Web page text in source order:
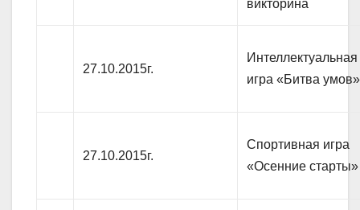
викторина
27.10.2015г.
Интеллектуальная
игра «Битва умов»
27.10.2015г.
Спортивная игра
«Осенние старты»